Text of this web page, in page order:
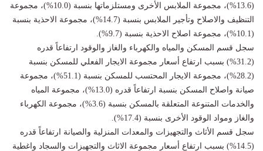
(13.6%)، مجموعة الملابس الأخرى ومستلزماتها بنسبة (10.0%)، مجموعة
التنظيف والاصلاح وتأجير الملابس بنسبة (14.7%)، مجموعة الاحذية بنسبة
(10.1%)، مجموعة اصلاح الاحذية بنسبة (9.7%).
سجل قسم المسكن والمياه والكهرباء والغاز والوقود ارتفاعاً قدره
(31.2%) بسبب ارتفاع أسعار مجموعة الايجار الفعلي للمسكن بنسبة
(28.2%)، مجموعة الايجار المحتسب للمسكن بنسبة (51.1%)، مجموعة
صيانة واصلاح المسكن بنسبة ارتفاعاً قدره (13.0%)، مجموعة المياه
والخدمات المتنوعة المتعلقة بالمسكن بنسبة (3.6%)، مجموعة الكهرباء
والغاز ومواد الوقود الأخرى بنسبة (17.4%).
سجل قسم الأثاث والتجهيزات والمعدات المنزلية والصيانة ارتفاعاً قدره
(14.5%) بسبب ارتفاع أسعار مجموعة الاثاث والتجهيزات والسجاد واغطية